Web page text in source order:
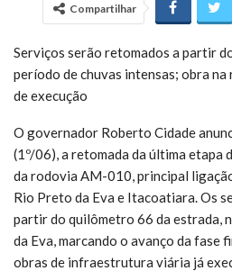
Compartilhar
Serviços serão retomados a partir
período de chuvas intensas; obra
de execução
O governador Roberto Cidade
(1º/06), a retomada da última etapa
da rodovia AM-010, principal
Rio Preto da Eva e Itacoatiara. Os
partir do quilômetro 66 da estrada,
da Eva, marcando o avanço da fase
obras de infraestrutura viária já